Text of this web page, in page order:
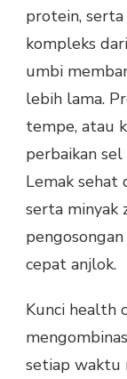
protein,
kompleks
umbi
lebih lama.
tempe, atau
perbaikan sel
Lemak sehat
serta minyak
cepat anjlok.
Kunci health
setiap waktu